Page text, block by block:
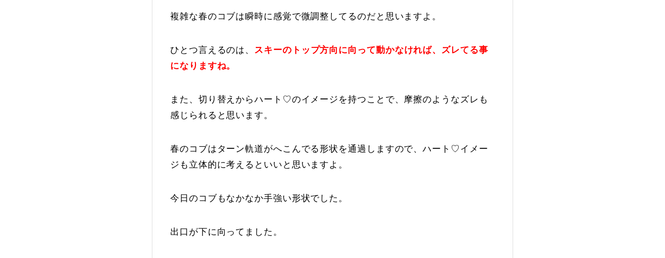
複雑な春のコブは瞬時に感覚で微調整してるのだと思いますよ。
ひとつ言えるのは、 スキーのトップ方向に向って動かなければ、ズレてる事
になりますね。
また、切り替えからハート♡のイメージを持つことで、摩擦のようなズレも
感じられると思います。
春のコブはターン軌道がへこんでる形状を通過しますので、ハート♡イメー
ジも立体的に考えるといいと思いますよ。
今日のコブもなかなか手強い形状でした。
出口が下に向ってました。